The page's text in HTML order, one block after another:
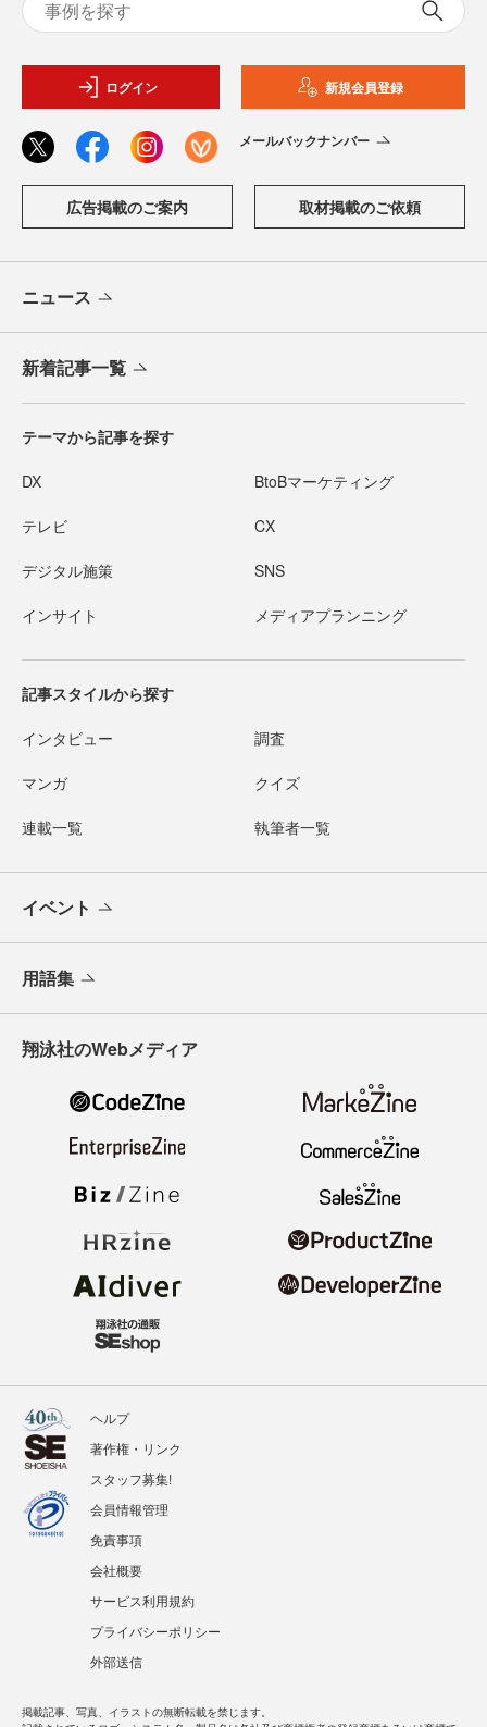
ログイン 新規会員登録
メールバックナンバー
広告掲載のご案内 取材掲載のご依頼
ニュース
新着記事一覧
テーマから記事を探す
DX BtoBマーケティング
テレビ CX
デジタル施策 SNS
インサイト メディアプランニング
記事スタイルから探す
インタビュー 調査
マンガ クイズ
連載一覧 執筆者一覧
イベント
用語集
翔泳社のWebメディア
ヘルプ
著作権・リンク
スタッフ募集!
会員情報管理
免責事項
会社概要
サービス利用規約
プライバシーポリシー
外部送信
掲載記事、写真、イラストの無断転載を禁じます。